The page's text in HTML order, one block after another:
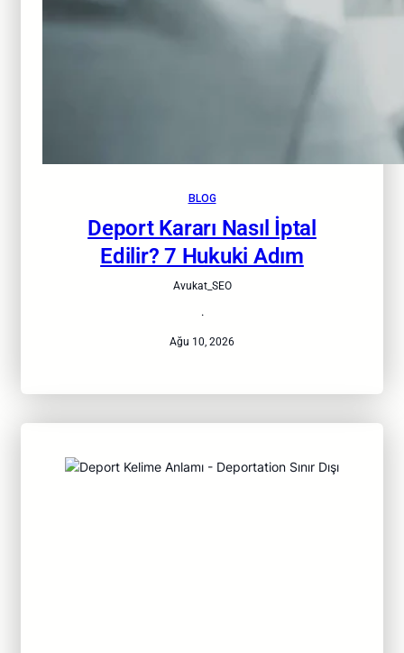
BLOG
Deport Kararı Nasıl İptal
Edilir? 7 Hukuki Adım
Avukat_SEO
·
Ağu 10, 2026